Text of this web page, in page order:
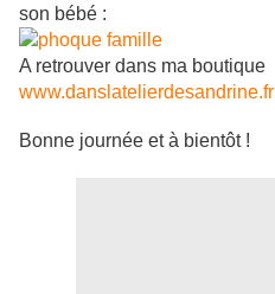
son bébé :
A retrouver dans ma boutique
www.danslatelierdesandrine.fr
Bonne journée et à bientôt !